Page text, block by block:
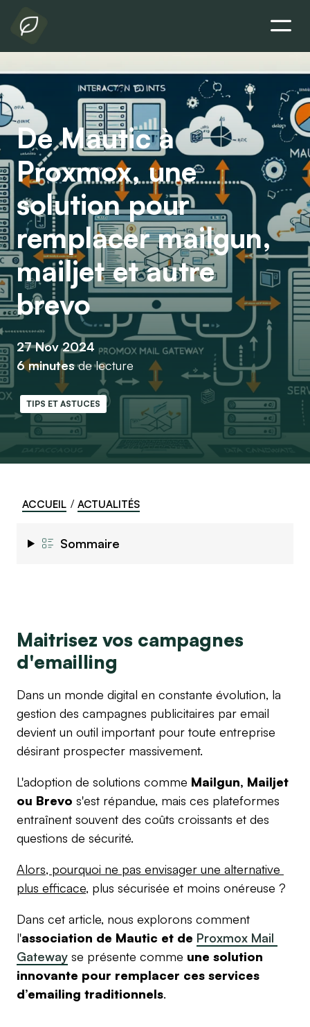
De Mautic à
Proxmox, une
solution pour
remplacer mailgun,
mailjet et autre
brevo
27 Nov 2024
6 minutesde lecture
TIPS ET ASTUCES
ACCUEIL ACTUALITÉS
Sommaire
Maitrisez vos campagnes
d'emailling
Dans un monde digital en constante évolution, la
gestion des campagnes publicitaires par email
devient un outil important pour toute entreprise
désirant prospecter massivement.
L'adoption de solutions comme Mailgun, Mailjet
ou Brevo s'est répandue, mais ces plateformes
entraînent souvent des coûts croissants et des
questions de sécurité.
Alors, pourquoi ne pas envisager une alternative
plus efficace, plus sécurisée et moins onéreuse ?
Dans cet article, nous explorons comment
l'association de Mautic et de Proxmox Mail
Gateway se présente comme une solution
innovante pour remplacer ces services
d’emailing traditionnels.